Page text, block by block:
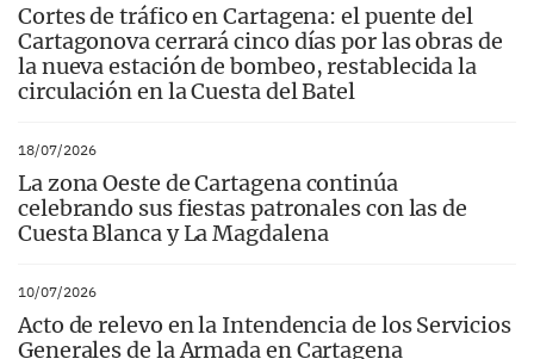
Cortes de tráfico en Cartagena: el puente del
Cartagonova cerrará cinco días por las obras de
la nueva estación de bombeo, restablecida la
circulación en la Cuesta del Batel
18/07/2026
La zona Oeste de Cartagena continúa
celebrando sus fiestas patronales con las de
Cuesta Blanca y La Magdalena
10/07/2026
Acto de relevo en la Intendencia de los Servicios
Generales de la Armada en Cartagena